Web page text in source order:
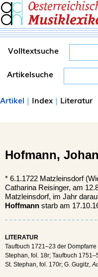
Volltextsuche
Artikelsuche
Artikel | Index | Literatur
Hofmann,
* 6.1.1722 Matzleinsdorf
Catharina Reisinger, am
Matzleinsdorf, im Jahr
Hoffmann starb am
LITERATUR
Taufbuch 1721–23 der
Stephan, fol. 18r; Taufbuch
St. Stephan, fol. 170r; G. Gugitz,